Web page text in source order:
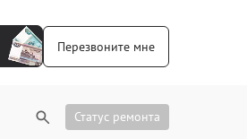
Перезвоните мне
Статус ремонта